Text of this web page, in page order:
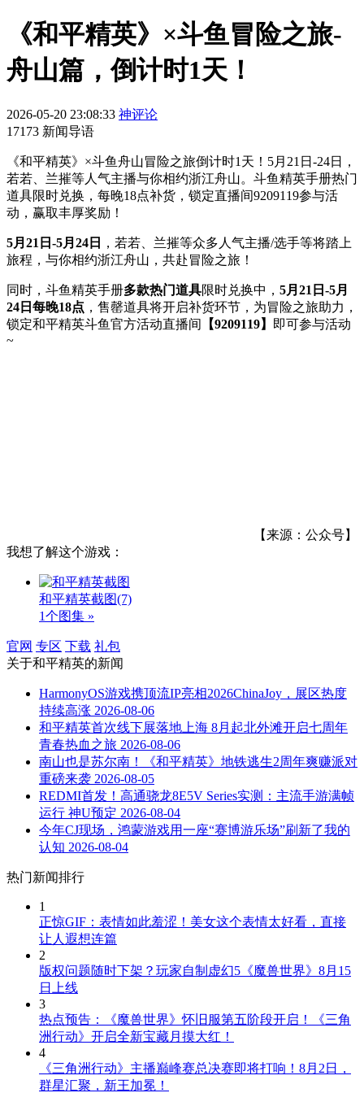
《和平精英》×斗鱼冒险之旅-
舟山篇，倒计时1天！
2026-05-20 23:08:33 神评论
17173 新闻导语
《和平精英》×斗鱼舟山冒险之旅倒计时1天！5月21日-24日，
若若、兰摧等人气主播与你相约浙江舟山。斗鱼精英手册热门
道具限时兑换，每晚18点补货，锁定直播间9209119参与活
动，赢取丰厚奖励！
5月21日-5月24日
，若若、兰摧等众多人气主播/选手等将踏上
旅程，与你相约浙江舟山，共赴冒险之旅！
同时，斗鱼精英手册多款热门道具限时兑换中， 5月21日-5月
24日每晚18点 ，售罄道具将开启补货环节，为冒险之旅助力，
锁定和平精英斗鱼官方活动直播间
【9209119】
即可参与活动
~
【来源：公众号】
我想了解这个游戏：
和平精英截图(7)
1个图集 »
官网 专区 下载 礼包
关于和平精英的新闻
HarmonyOS游戏携顶流IP亮相2026ChinaJoy，展区热度
持续高涨 2026-08-06
和平精英首次线下展落地上海 8月起北外滩开启七周年
青春热血之旅 2026-08-06
南山也是苏尔南！《和平精英》地铁逃生2周年爽赚派对
重磅来袭 2026-08-05
REDMI首发！高通骁龙8E5V Series实测：主流手游满帧
运行 神U预定 2026-08-04
今年CJ现场，鸿蒙游戏用一座“赛博游乐场”刷新了我的
认知 2026-08-04
热门新闻排行
1
正惊GIF：表情如此羞涩！美女这个表情太好看，直接
让人遐想连篇
2
版权问题随时下架？玩家自制虚幻5《魔兽世界》8月15
日上线
3
热点预告：《魔兽世界》怀旧服第五阶段开启！《三角
洲行动》开启全新宝藏月摸大红！
4
《三角洲行动》主播巅峰赛总决赛即将打响！8月2日，
群星汇聚，新王加冕！